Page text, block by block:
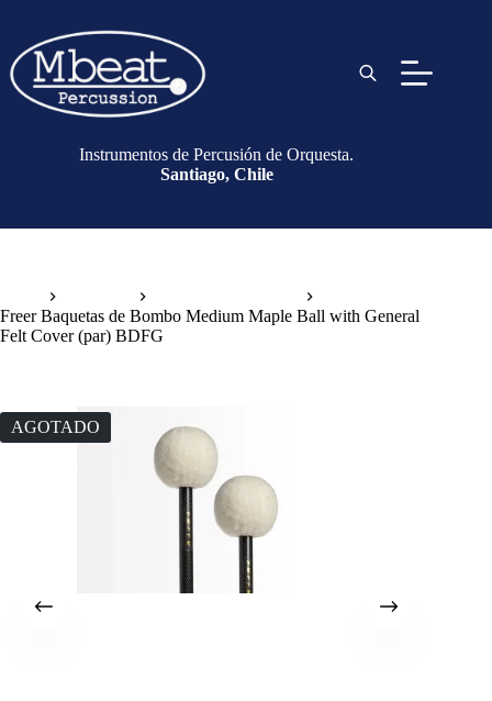
Instrumentos de Percusión de Orquesta.
Santiago, Chile
Freer Baquetas de Bombo Medium Maple Ball with General
Felt Cover (par) BDFG
AGOTADO